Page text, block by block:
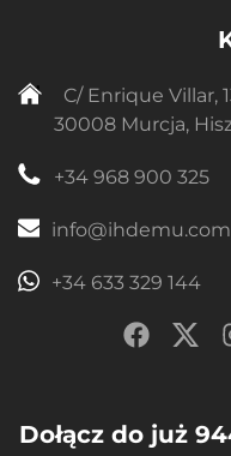
C/ Enrique Villar,
30008 Murcja,
+34 968 900 325
info@ihdemu.com
+34 633 329 144
Dołącz do już